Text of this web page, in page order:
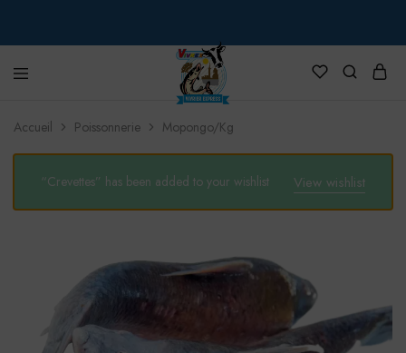
Accueil Poissonnerie Mopongo/Kg
View wishlist
“Crevettes” has been added to your wishlist